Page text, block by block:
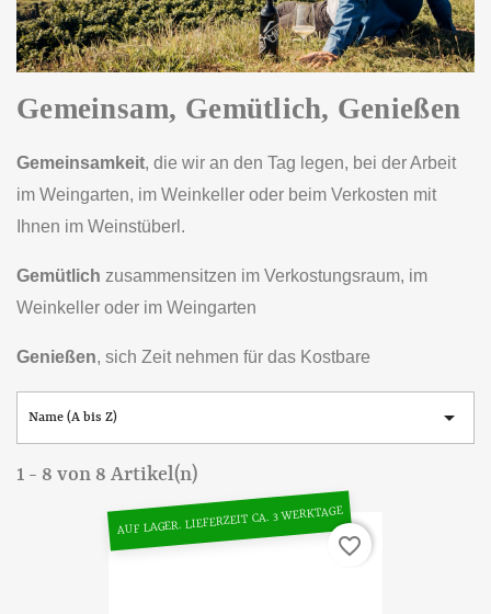
Gemeinsam, Gemütlich, Genießen
Gemeinsamkeit, die wir an den Tag legen, bei der Arbeit
im Weingarten, im Weinkeller oder beim Verkosten mit
Ihnen im Weinstüberl.
Gemütlich zusammensitzen im Verkostungsraum, im
Weinkeller oder im Weingarten
Genießen, sich Zeit nehmen für das Kostbare
Name (A bis Z) 
1 - 8 von 8 Artikel(n)
AUF LAGER. LIEFERZEIT CA. 3 WERKTAGE
favorite_border